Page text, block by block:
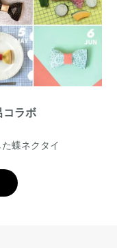
コラボ
蝶ネクタイ